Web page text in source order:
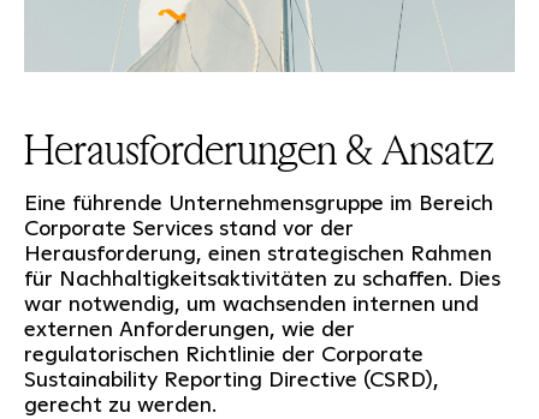
Herausforderungen & Ansatz
Eine führende Unternehmensgruppe im Bereich
Corporate Services stand vor der
Herausforderung, einen strategischen Rahmen
für Nachhaltigkeitsaktivitäten zu schaffen. Dies
war notwendig, um wachsenden internen und
externen Anforderungen, wie der
regulatorischen Richtlinie der Corporate
Sustainability Reporting Directive (CSRD),
gerecht zu werden.